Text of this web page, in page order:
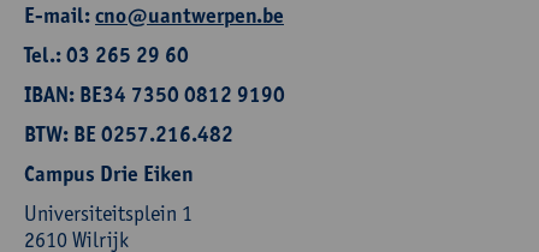
E-mail:cno@uantwerpen.be
Tel.: 03 265 29 60
IBAN: BE34 7350 0812 9190
BTW: BE 0257.216.482
Campus Drie Eiken
Universiteitsplein 1
2610 Wilrijk